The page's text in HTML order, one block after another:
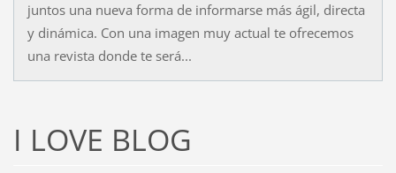
juntos una nueva forma de informarse más ágil, directa
y dinámica. Con una imagen muy actual te ofrecemos
una revista donde te será...
I LOVE BLOG